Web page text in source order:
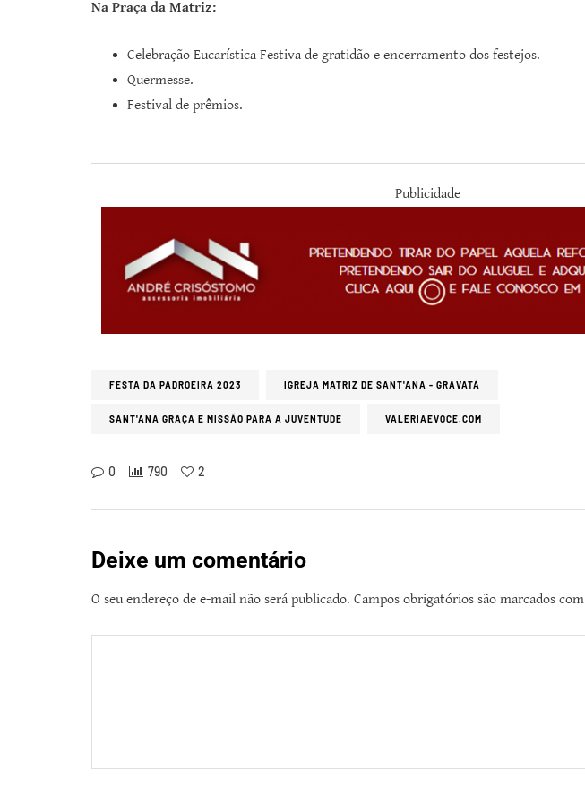
Na Praça da Matriz:
Celebração Eucarística Festiva de gratidão e encerramento dos festejos.
Quermesse.
Festival de prêmios.
Publicidade
FESTA DA PADROEIRA 2023 IGREJA MATRIZ DE SANT'ANA - GRAVATÁ
SANT'ANA GRAÇA E MISSÃO PARA A JUVENTUDE VALERIAEVOCE.COM
0 790 2
Deixe um comentário
O seu endereço de e-mail não será publicado. Campos obrigatórios são marcados com